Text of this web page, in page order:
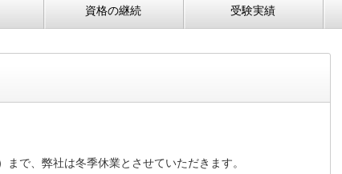
資格の継続 受験実績
で、弊社は冬季休業とさせていただきます。